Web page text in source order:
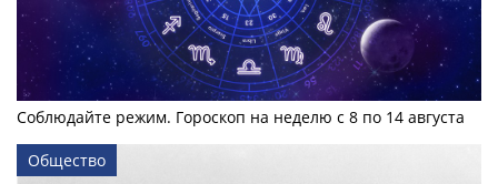
Соблюдайте режим. Гороскоп на неделю с 8 по 14 августа
Общество